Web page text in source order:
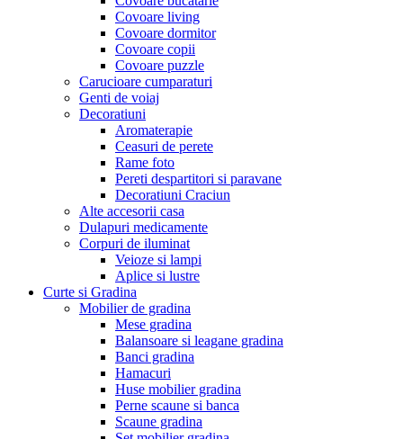
Covoare living
Covoare dormitor
Covoare copii
Covoare puzzle
Carucioare cumparaturi
Genti de voiaj
Decoratiuni
Aromaterapie
Ceasuri de perete
Rame foto
Pereti despartitori si paravane
Decoratiuni Craciun
Alte accesorii casa
Dulapuri medicamente
Corpuri de iluminat
Veioze si lampi
Aplice si lustre
Curte si Gradina
Mobilier de gradina
Mese gradina
Balansoare si leagane gradina
Banci gradina
Hamacuri
Huse mobilier gradina
Perne scaune si banca
Scaune gradina